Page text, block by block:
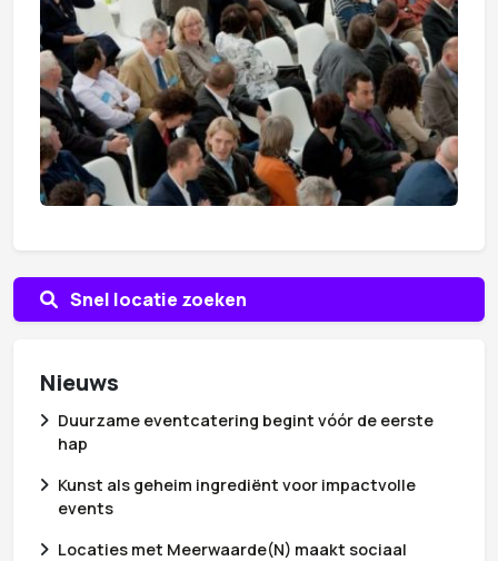
Snel locatie zoeken
Nieuws
Duurzame eventcatering begint vóór de eerste
hap
Kunst als geheim ingrediënt voor impactvolle
events
Locaties met Meerwaarde(N) maakt sociaal